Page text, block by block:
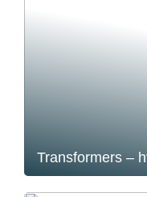
Transformers –